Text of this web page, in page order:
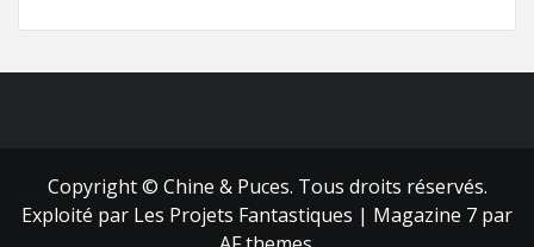
Copyright © Chine & Puces. Tous droits réservés.
Exploité par Les Projets Fantastiques | Magazine 7 par